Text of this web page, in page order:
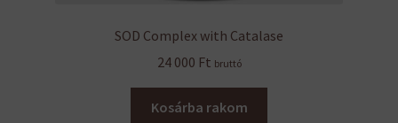
SOD Complex with Catalase
24 000 Ft bruttó
Kosárba rakom